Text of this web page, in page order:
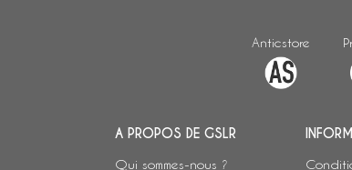
Anticstore
A PROPOS DE GSLR
Qui sommes-nous ?